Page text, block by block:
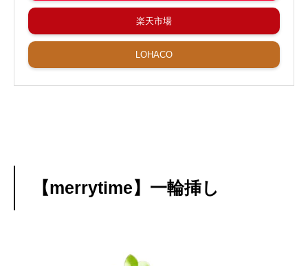
楽天市場
LOHACO
【merrytime】一輪挿し